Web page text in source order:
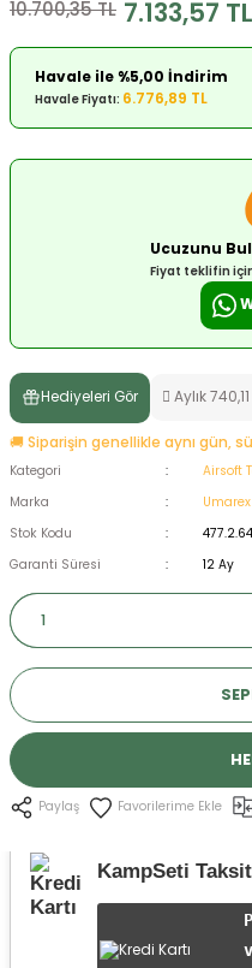
Mermisi
10.700,35 TL 7.133,57 TL
Havale ile %5,00 İndirim
Havale Fiyatı: 6.776,89 TL
Ucuzunu
Fiyat teklifin
Hediyeleri Gör Aylık
🚚 Siparişin genellikle aynı gün,
Kategori Airsoft
Marka
Umarex
Stok Kodu
Garanti Süresi
12 Ay
Paylaş
KampSeti